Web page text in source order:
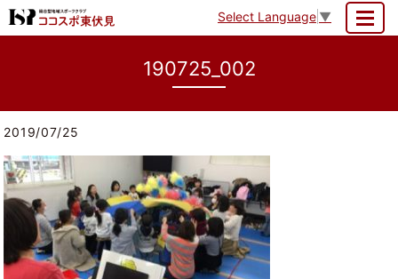
Select Language ▼
190725_002
2019/07/25